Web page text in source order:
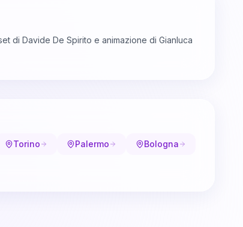
di Davide De Spirito e animazione di Gianluca
Torino Palermo Bologna